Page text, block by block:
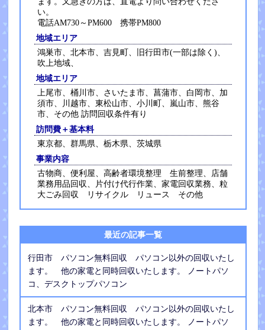
い。
電話AM730～PM600 携帯PM800
地域エリア
鴻巣市、北本市、吉見町、旧行田市(一部は除く)、
吹上地域、
地域エリア
上尾市、桶川市、さいたま市、菖蒲市、白岡市、加
須市、川越市、東松山市、小川町、嵐山市、熊谷
市、その他 訪問回収条件有り
訪問費＋基本料
東京都、群馬県、栃木県、茨城県
事業内容
古物商、便利屋、高齢者環境整理 生前整理、店舗
業務用品回収、片付け代行作業、家電回収業務、粒
大ごみ回収 リサイクル リュース その他
最近の記事一覧
行田市 パソコン無料回収 パソコン以外の回収いたし
ます。 他の家電と同時回収いたします。 ノートパソ
コ、デスクトップパソコン
北本市 パソコン無料回収 パソコン以外の回収いたし
ます。 他の家電と同時回収いたします。 ノートパソ